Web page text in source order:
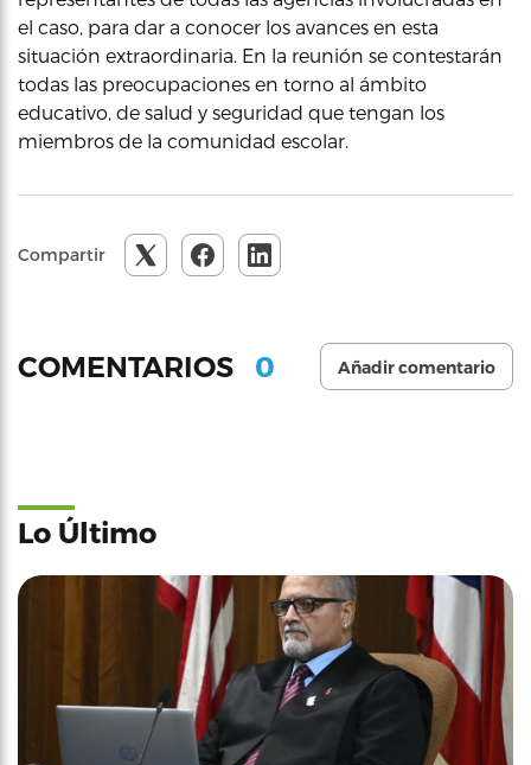
el caso, para dar a conocer los avances en esta
situación extraordinaria. En la reunión se contestarán
todas las preocupaciones en torno al ámbito
educativo, de salud y seguridad que tengan los
miembros de la comunidad escolar.
Compartir
COMENTARIOS 0 Añadir comentario
Lo Último